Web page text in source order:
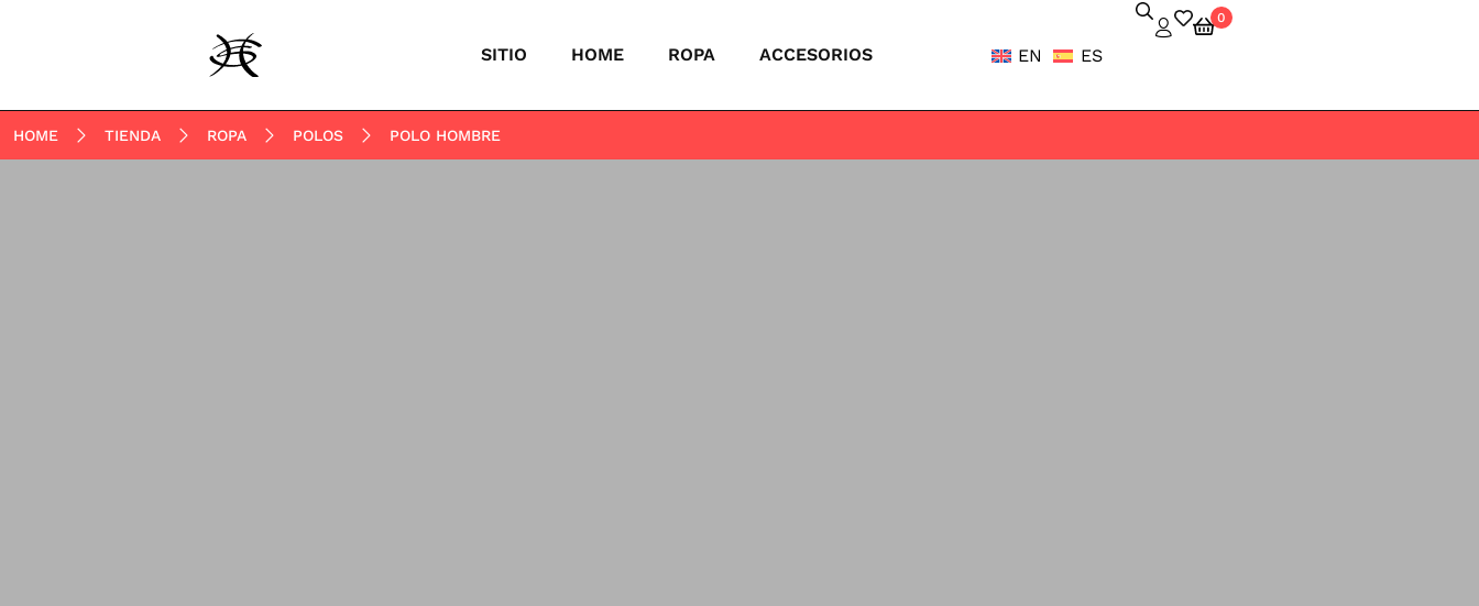
SITIO HOME ROPA ACCESORIOS EN ES
0
HOME TIENDA ROPA POLOS POLO HOMBRE